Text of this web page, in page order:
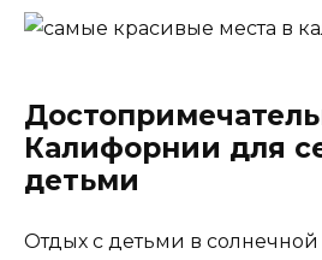
Калифорнии для
детьми
Отдых с детьми в